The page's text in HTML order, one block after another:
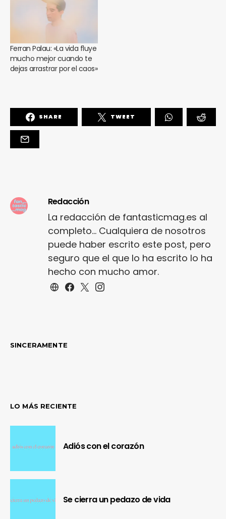
Ferran Palau: «La vida fluye
mucho mejor cuando te
dejas arrastrar por el caos»
SHARE TWEET
Redacción
La redacción de fantasticmag.es al
completo... Cualquiera de nosotros
puede haber escrito este post, pero
seguro que el que lo ha escrito lo ha
hecho con mucho amor.
SINCERAMENTE
LO MÁS RECIENTE
Adiós con el corazón
Se cierra un pedazo de vida